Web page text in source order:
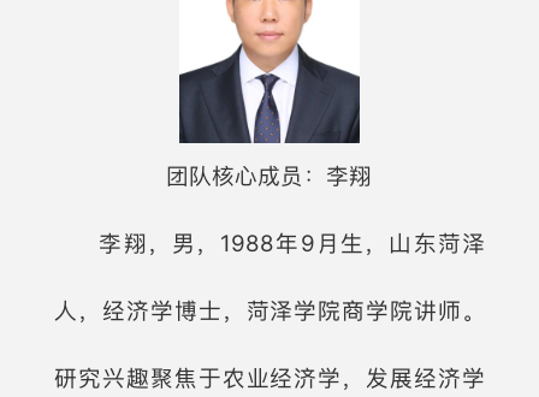
团队核心成员：李翔
李翔，男，1988年9月生，山东菏泽
人，经济学博士，菏泽学院商学院讲师。
研究兴趣聚焦于农业经济学，发展经济学